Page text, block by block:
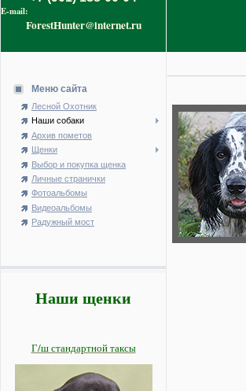
E-mail:
ForestHunter@internet.ru
Меню сайта
Лесной Охотник
Наши собаки
Архив пометов
Щенки
Выбор и покупка щенка
Личные странички
Фотоальбомы
Видеоальбомы
Радужный мост
Наши щенки
Г/ш стандартной таксы